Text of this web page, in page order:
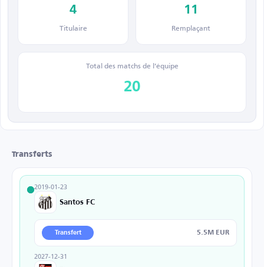
4
Titulaire
11
Remplaçant
Total des matchs de l’équipe
20
Transferts
2019-01-23
Santos FC
Transfert 5.5M EUR
2027-12-31